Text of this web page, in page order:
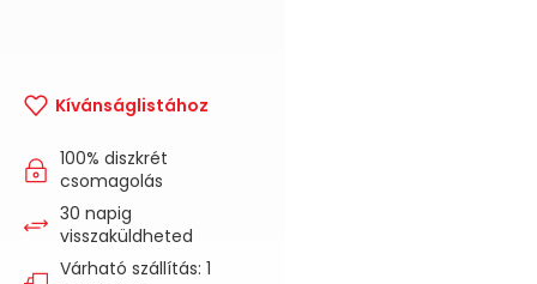
Kívánságlistához
100% diszkrét
csomagolás
30 napig
visszaküldheted
Várható szállítás: 1